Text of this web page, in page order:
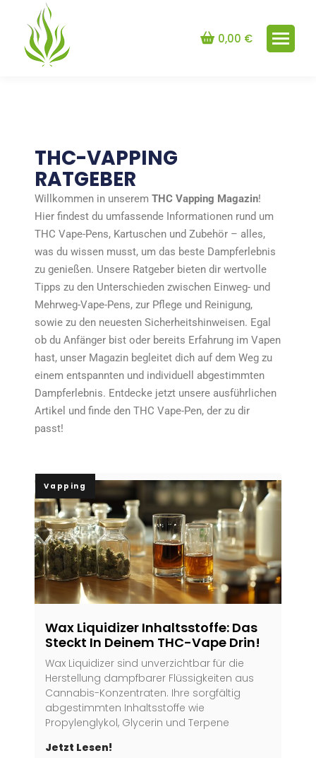
0,00 €
THC-VAPPING
RATGEBER
Willkommen in unseremTHC Vapping Magazin!
Hier findest du umfassende Informationen rund um
THC Vape-Pens, Kartuschen und Zubehör – alles,
was du wissen musst, um das beste Dampferlebnis
zu genießen. Unsere Ratgeber bieten dir wertvolle
Tipps zu den Unterschieden zwischen Einweg- und
Mehrweg-Vape-Pens, zur Pflege und Reinigung,
sowie zu den neuesten Sicherheitshinweisen. Egal
ob du Anfänger bist oder bereits Erfahrung im Vapen
hast, unser Magazin begleitet dich auf dem Weg zu
einem entspannten und individuell abgestimmten
Dampferlebnis. Entdecke jetzt unsere ausführlichen
Artikel und finde den THC Vape-Pen, der zu dir
passt!
Vapping
Wax Liquidizer Inhaltsstoffe: Das
Steckt In Deinem THC-Vape Drin!
Wax Liquidizer sind unverzichtbar für die
Herstellung dampfbarer Flüssigkeiten aus
Cannabis-Konzentraten. Ihre sorgfältig
abgestimmten Inhaltsstoffe wie
Propylenglykol, Glycerin und Terpene
Jetzt Lesen!